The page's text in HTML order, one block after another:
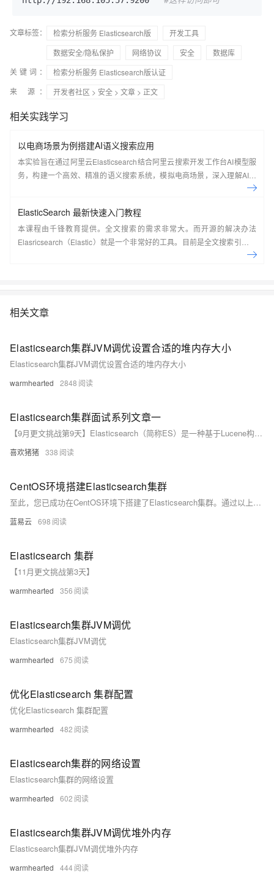
文章标签： 检索分析服务 Elasticsearch版
开发工具
数据安全/隐私保护
网络协议 安全
数据库
关键词：
检索分析服务 Elasticsearch版认证
来 源：
开发者社区 > 安全 > 文章 > 正文
相关实践学习
以电商场景为例搭建AI语义搜索应用
本实验旨在通过阿里云Elasticsearch结合阿里云搜索开发工作台AI模型服
务，构建一个高效、精准的语义搜索系统，模拟电商场景，深入理解AI搜
ElasticSearch 最新快速入门教程
本课程由千锋教育提供。全文搜索的需求非常大。而开源的解决办法
Elasricsearch（Elastic）就是一个非常好的工具。目前是全文搜索引擎的
首选。本系列教程由浅入深讲解了在CentOS7系统下如何搭建
相关文章
Elasticsearch集群JVM调优设置合适的堆内存大小
Elasticsearch集群JVM调优设置合适的堆内存大小
warmhearted 2848
Elasticsearch集群面试系列文章一
【9月更文挑战第9天】Elasticsearch（简称ES）是一种基于Lucene构建的分布式搜索和分析引擎，广泛用于全文搜索、结构化搜索、分析以及日志实时分析等场景。
喜欢猪猪 338
CentOS环境搭建Elasticsearch集群
至此，您已成功在CentOS环境下搭建了Elasticsearch集群。通过以上介绍和步骤，相信您对部署Elasticsearch集群有了充分的了解。最后祝您在使用Elasticsearch集群的过程中顺利开展工作！
蓝易云 698
Elasticsearch 集群
【11月更文挑战第3天】
warmhearted 356
Elasticsearch集群JVM调优
Elasticsearch集群JVM调优
warmhearted 675
优化Elasticsearch 集群配置
优化Elasticsearch 集群配置
warmhearted 482
Elasticsearch集群的网络设置
Elasticsearch集群的网络设置
warmhearted 602
Elasticsearch集群JVM调优堆外内存
Elasticsearch集群JVM调优堆外内存
warmhearted 444